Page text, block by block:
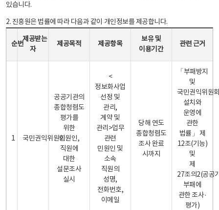
있습니다.
2. 진흥원은 법률에 따라 다음과 같이 개인정보를 제공합니다.
순번
제공받는
자
제공목적 제공항목
보유 및
이용기간
관련 근거
1 국민권익위원회
공공기관의
종합청렴도
평가를
위한
민원인,
직원에
대한
설문조사
실시
<
정보화사업
선정 및
관리,
계약 및
관리>업무
관련
민원인 및
소속
직원의
성명,
전화번호,
이메일
당해 연도
종합청렴도
조사 완료
시까지
「부패방지
및
국민권익위원
설치와
운영에
관한
법률」 제
12조(기능)
및
제
27조의2(공공
부패에
관한 조사·
평가)